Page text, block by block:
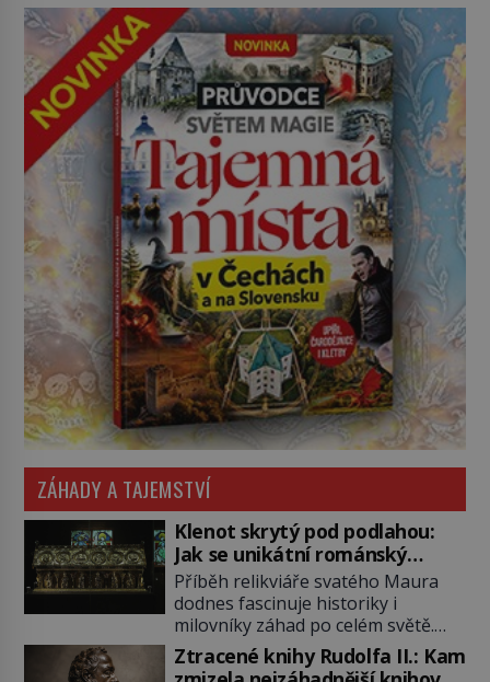
ZÁHADY A TAJEMSTVÍ
Klenot skrytý pod podlahou:
Jak se unikátní románský
poklad dostal do zapadlého
Bečova?
Příběh relikviáře svatého Maura
dodnes fascinuje historiky i
milovníky záhad po celém světě.
Tato románská zlatnická památka
ze 13. století je po českých
Ztracené knihy Rudolfa II.: Kam